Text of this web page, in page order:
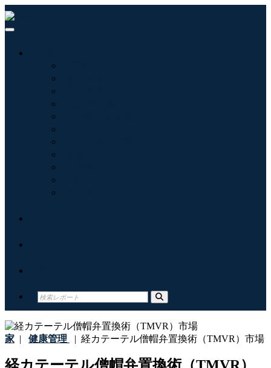
家 | 健康管理 | 経カテーテル僧帽弁置換術（TMVR）市場